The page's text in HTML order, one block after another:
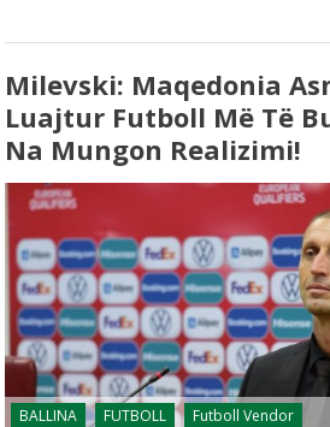
Milevski: Maqedonia
Luajtur Futboll Më Të
Na Mungon Realizimi!
BALLINA FUTBOLL
Futboll Vendor